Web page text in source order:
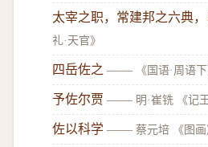
太宰之职，常建邦之六典
礼·天官》
四岳佐之 —— 《国语·周语下
予佐尔贾 —— 明·崔铣 《记
佐以科学 —— 蔡元培 《图画